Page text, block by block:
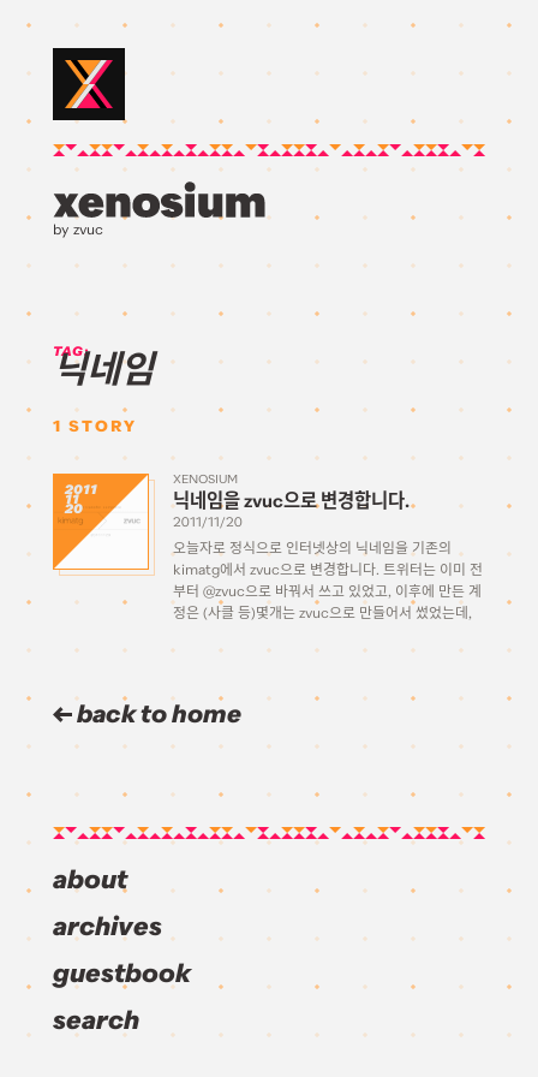
by zvuc
TAG:
닉네임
1 STORY
2011
11
20
XENOSIUM
닉네임을 zvuc으로 변경합니다.
2011/11/20
오늘자로 정식으로 인터넷상의 닉네임을 기존의
kimatg에서 zvuc으로 변경합니다. 트위터는 이미 전
부터 @zvuc으로 바꿔서 쓰고 있었고, 이후에 만든 계
정은 (사클 등)몇개는 zvuc으로 만들어서 썼었는데,
kimatg로 쓰고 있었네요. 블로그의 닉을 바꾸는것을
back to home
about
archives
guestbook
search